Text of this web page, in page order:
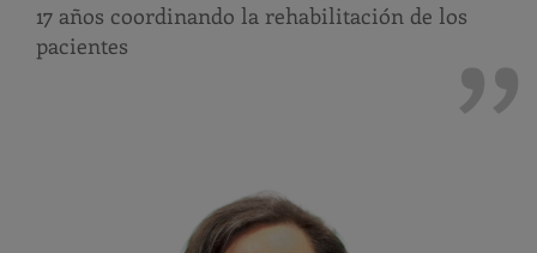
17 años coordinando la rehabilitación de los
pacientes